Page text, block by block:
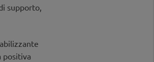
supporto,
positiva